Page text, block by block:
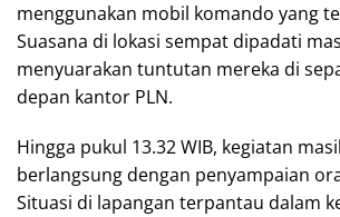
menggunakan mobil komando yang
Suasana di lokasi sempat dipadati
menyuarakan tuntutan mereka di
depan kantor PLN.
Hingga pukul 13.32 WIB, kegiatan
berlangsung dengan penyampaian
Situasi di lapangan terpantau dalam